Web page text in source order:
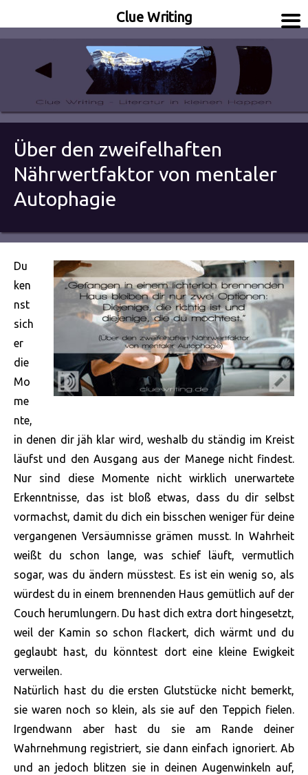
Clue Writing
Über den zweifelhaften
Nährwertfaktor von mentaler
Autophagie
Du
ken
nst
sich
er
die
Mo
me
nte,
in denen dir jäh klar wird, weshalb du ständig im Kreist
läufst und den Ausgang aus der Manege nicht findest.
Nur sind diese Momente nicht wirklich unerwartete
Erkenntnisse, das ist bloß etwas, dass du dir selbst
vormachst, damit du dich ein bisschen weniger für deine
vergangenen Versäumnisse grämen musst. In Wahrheit
weißt du schon lange, was schief läuft, vermutlich
sogar, was du ändern müsstest. Es ist ein wenig so, als
würdest du in einem brennenden Haus gemütlich aufder
Couch herumlungern. Du hast dich extra dort hingesetzt,
weil der Kamin so schon flackert, dich wärmt und du
geglaubt hast, du könntest dort eine kleine Ewigkeit
verweilen.
Natürlich hast du die ersten Glutstücke nicht bemerkt,
sie waren noch so klein, als sie auf den Teppich fielen.
Irgendwann aber hast du sie am Rande deiner
Wahrnehmung registriert, sie dann einfach ignoriert. Ab
und an jedoch blitzen sie in deinen Augenwinkeln auf,
Clue Writing